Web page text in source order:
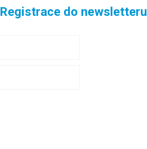
Registrace do newsletteru